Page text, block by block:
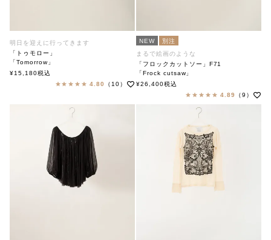
明日を迎えに行ってきます
「トゥモロー」
「Tomorrow」
soutiencollar（ステンカラー）
¥15,180税込
4.80
（10）
NEW
別注
まるで絵画のような
「フロックカットソー」F71
「Frock cutsaw」
soutiencollar×ANTIPAST
¥26,400税込
4.89
（9）